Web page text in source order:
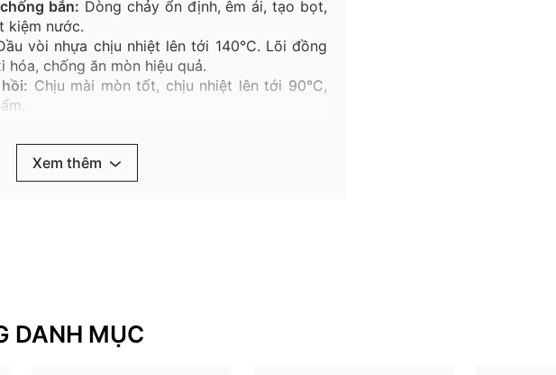
bắn: Dòng chảy ổn định, êm ái, tạo bọt,
kiệm nước.
vòi nhựa chịu nhiệt lên tới 140°C. Lõi đồng
hóa, chống ăn mòn hiệu quả.
Chịu mài mòn tốt, chịu nhiệt lên tới 90°C,
cho gia đình. Khám phá thêm nhiều mẫu vòi
khác để hoàn thiện không gian lý
BẢO QUẢN
Xem thêm
DANH MỤC